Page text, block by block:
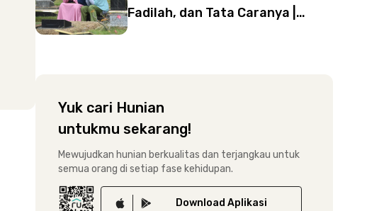
Fadilah, dan Tata Caranya |
Yuk cari Hunian
untukmu sekarang!
Mewujudkan hunian berkualitas dan terjangkau untuk
semua orang di setiap fase kehidupan.
Download Aplikasi